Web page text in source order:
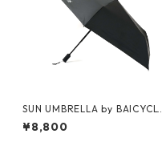
SUN UMBRELLA by BAICYCL
ON
¥8,800